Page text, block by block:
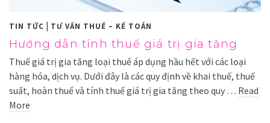
TIN TỨC | TƯ VẤN THUẾ – KẾ TOÁN
Hướng dẫn tính thuế giá trị gia tăng
Thuế giá trị gia tăng loại thuế áp dụng hầu hết với các loại
hàng hóa, dịch vụ. Dưới đây là các quy định về khai thuế, thuế
suất, hoàn thuế và tính thuế giá trị gia tăng theo quy … Read
More